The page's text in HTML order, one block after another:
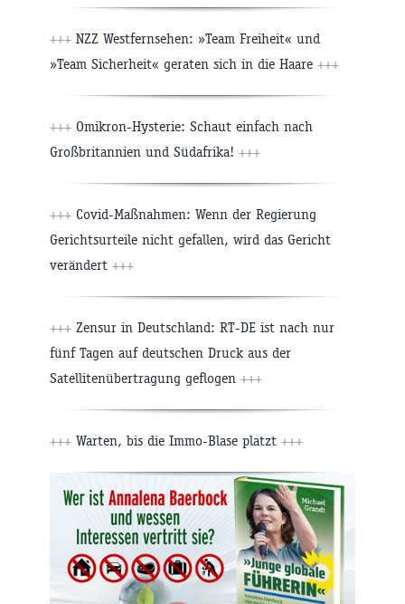
+++ NZZ Westfernsehen: »Team Freiheit« und
»Team Sicherheit« geraten sich in die Haare +++
+++ Omikron-Hysterie: Schaut einfach nach
Großbritannien und Südafrika! +++
+++ Covid-Maßnahmen: Wenn der Regierung
Gerichtsurteile nicht gefallen, wird das Gericht
verändert +++
+++ Zensur in Deutschland: RT-DE ist nach nur
fünf Tagen auf deutschen Druck aus der
Satellitenübertragung geflogen +++
+++ Warten, bis die Immo-Blase platzt +++